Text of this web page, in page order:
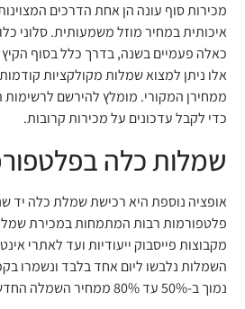
מכירות סוף עונה הן אחת הדרכים
איכותית במחיר מוזל משמעותית. סלוני
כאלה פעמיים בשנה, בדרך כלל בסוף
ממחירן המקורי. מומלץ להירשם לרשימות
כדי לקבל עדכונים על מכירות קרובות.
שמלות כלה
אופציה נוספת היא רכישת שמלת כלה יד
פלטפורמות רבות המתמחות במכירת
מקבוצות פייסבוק ייעודיות ועד לאתרי
השמלות נלבשו ליום אחד בלבד ונשמרו
נמוך ב-50% עד 80% ממחיר השמלה החדשה.